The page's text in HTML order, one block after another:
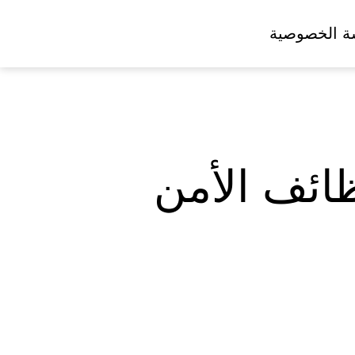
الخصوصية
الأمن